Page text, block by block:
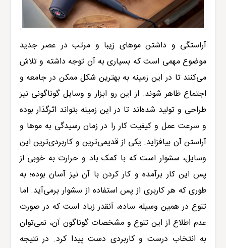
آراستگی و داشتن موهای زیبا و مرتب در عصر جدید
موضوع مهمی است که بسیاری به آن توجه داشته و تلاش
می‌کنند تا در این زمینه به بهترین شکل ممکن در جامعه و
اجتماع ظاهر شوند. از این رو ابزار و وسایل گوناگونی نیز
طراحی و تولید شده‌اند تا در این زمینه بتواند اثرگذار بوده
و سرعت عمل و کیفیت کار را در زمان رسیدگی به موها و
آراستن آن بیافزاید. یکی از قدیمی‌ترین و کاربردی‌ترین این
وسایل، سشوار است که با کمک باد و حرارت به خوبی از
پس این کار برآمده و کار کردن با آن نیز آسان بوده؛ به
طوری که هر کاربری از پس استفاده از سشوار برمی‌آید. اما
تنوع در همین وسیله ساده، آنقدر زیاد است که در صورت
عدم اطلاع از این تنوع و مشخصات گوناگون آن، نمی‌توان
به انتخاب درست و کاربردی دست پیدا کرد. در نتیجه